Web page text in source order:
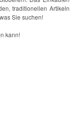
traditionellen Artikeln
Sie suchen!
kann!